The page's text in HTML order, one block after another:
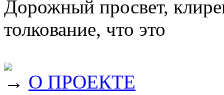
Дорожный просвет,
толкование, что это
→ О ПРОЕКТЕ